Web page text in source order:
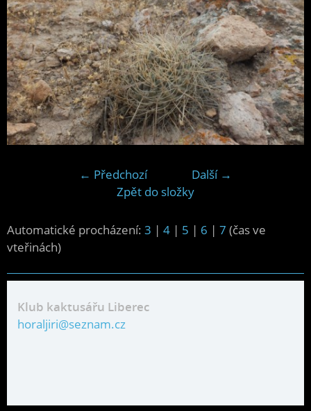
← Předchozí
Další →
Zpět do složky
Automatické procházení: 3 | 4 | 5 | 6 | 7 (čas ve
vteřinách)
Klub kaktusářu Liberec
horaljiri@seznam.cz